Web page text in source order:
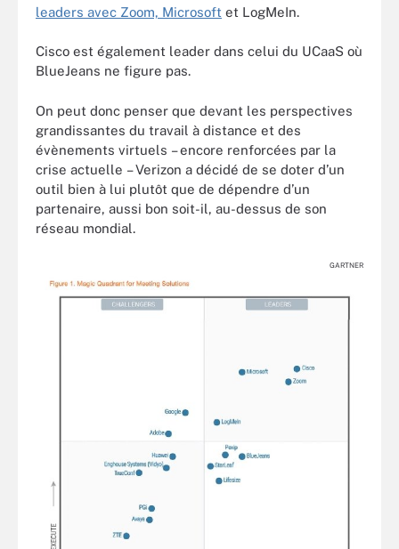
leaders avec Zoom, Microsoft et LogMeIn.
Cisco est également leader dans celui du UCaaS où
BlueJeans ne figure pas.
On peut donc penser que devant les perspectives
grandissantes du travail à distance et des
évènements virtuels – encore renforcées par la
crise actuelle – Verizon a décidé de se doter d’un
outil bien à lui plutôt que de dépendre d’un
partenaire, aussi bon soit-il, au-dessus de son
réseau mondial.
GARTNER